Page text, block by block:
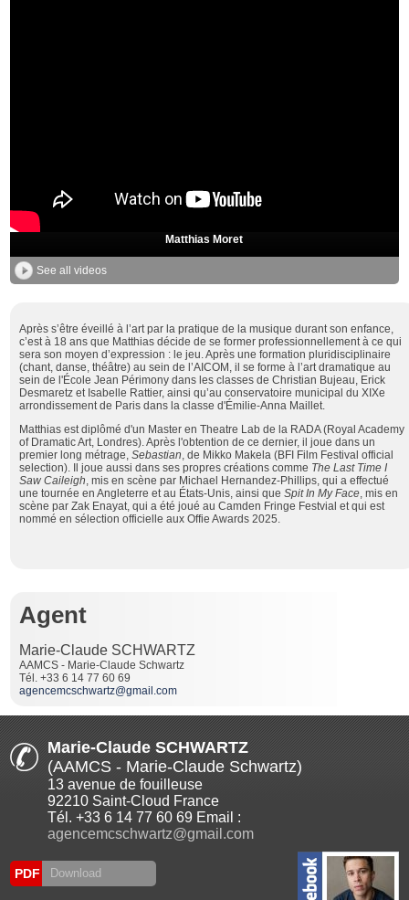
Matthias Moret
See all videos
Après s’être éveillé à l’art par la pratique de la musique durant son enfance,
c’est à 18 ans que Matthias décide de se former professionnellement à ce qui
sera son moyen d’expression : le jeu. Après une formation pluridisciplinaire
(chant, danse, théâtre) au sein de l’AICOM, il se forme à l’art dramatique au
sein de l'École Jean Périmony dans les classes de Christian Bujeau, Erick
Desmaretz et Isabelle Rattier, ainsi qu’au conservatoire municipal du XIXe
arrondissement de Paris dans la classe d'Émilie-Anna Maillet.
Matthias est diplômé d'un Master en Theatre Lab de la RADA (Royal Academy
of Dramatic Art, Londres). Après l'obtention de ce dernier, il joue dans un
premier long métrage,Sebastian , de Mikko Makela (BFI Film Festival official
selection). Il joue aussi dans ses propres créations comme The Last Time I
Saw Caileigh , mis en scène par Michael Hernandez-Phillips, qui a effectué
une tournée en Angleterre et au États-Unis, ainsi queSpit In My Face , mis en
scène par Zak Enayat, qui a été joué au Camden Fringe Festvial et qui est
nommé en sélection officielle aux Offie Awards 2025.
Agent
Marie-Claude SCHWARTZ
AAMCS - Marie-Claude Schwartz
Tél. +33 6 14 77 60 69
agencemcschwartz@gmail.com
Marie-Claude SCHWARTZ
(AAMCS - Marie-Claude Schwartz)
13 avenue de fouilleuse
92210 Saint-Cloud France
Tél. +33 6 14 77 60 69 Email :
agencemcschwartz@gmail.com
PDF Download